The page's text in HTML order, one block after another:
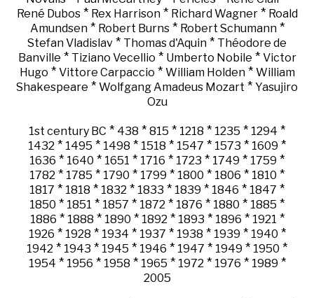
René Dubos* Rex Harrison* Richard Wagner* Roald
Amundsen* Robert Burns* Robert Schumann*
Stefan Vladislav * Thomas d'Aquin * Théodore de
Banville * Tiziano Vecellio * Umberto Nobile * Victor
Hugo * Vittore Carpaccio * William Holden* William
Shakespeare * Wolfgang Amadeus Mozart * Yasujiro
Ozu
1st century BC * 438 * 815 * 1218 * 1235 * 1294 *
1432 * 1495 * 1498 * 1518 * 1547 * 1573 * 1609 *
1636 * 1640 * 1651 * 1716 * 1723 * 1749 * 1759 *
1782 * 1785 * 1790 * 1799 * 1800 * 1806 * 1810 *
1817 * 1818 * 1832 * 1833 * 1839 * 1846 * 1847 *
1850 * 1851 * 1857 * 1872 * 1876 * 1880 * 1885 *
1886 * 1888 * 1890 * 1892 * 1893 * 1896 * 1921 *
1926 * 1928 * 1934 * 1937 * 1938 * 1939 * 1940 *
1942 * 1943 * 1945 * 1946 * 1947 * 1949 * 1950 *
1954 * 1956 * 1958 * 1965 * 1972 * 1976 * 1989 *
2005